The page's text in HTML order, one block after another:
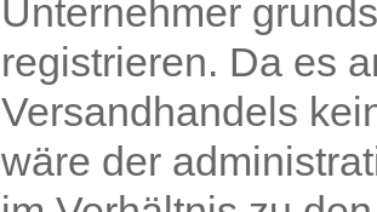
Unternehmer
registrieren. Da es
Versandhandels
wäre der